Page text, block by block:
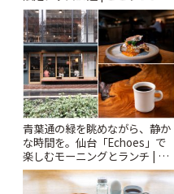
青葉通の緑を眺めながら、静か
な時間を。仙台「Echoes」で
楽しむモーニングとランチ | こ
とりっぷ